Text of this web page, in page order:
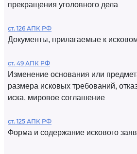
прекращения уголовного дела
ст. 126 АПК РФ
Документы, прилагаемые к
ст. 49 АПК РФ
Изменение основания или
размера исковых требований,
иска, мировое соглашение
ст. 125 АПК РФ
Форма и содержание искового